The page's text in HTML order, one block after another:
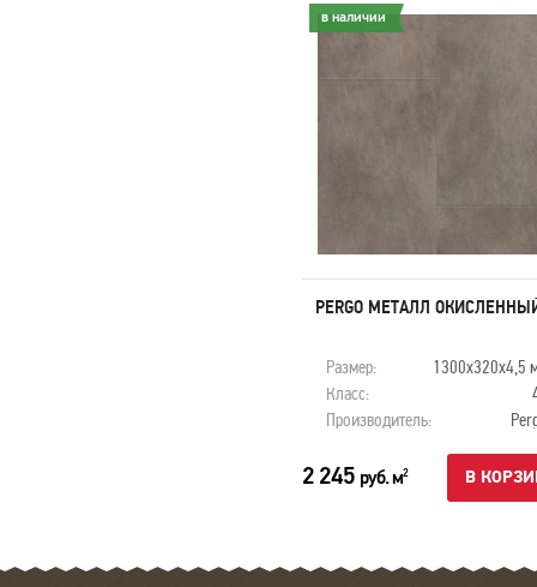
в наличии
PERGO МЕТАЛЛ
Размер:
1300x320х4,5
Класс:
Производитель:
2 245 руб. м2 В